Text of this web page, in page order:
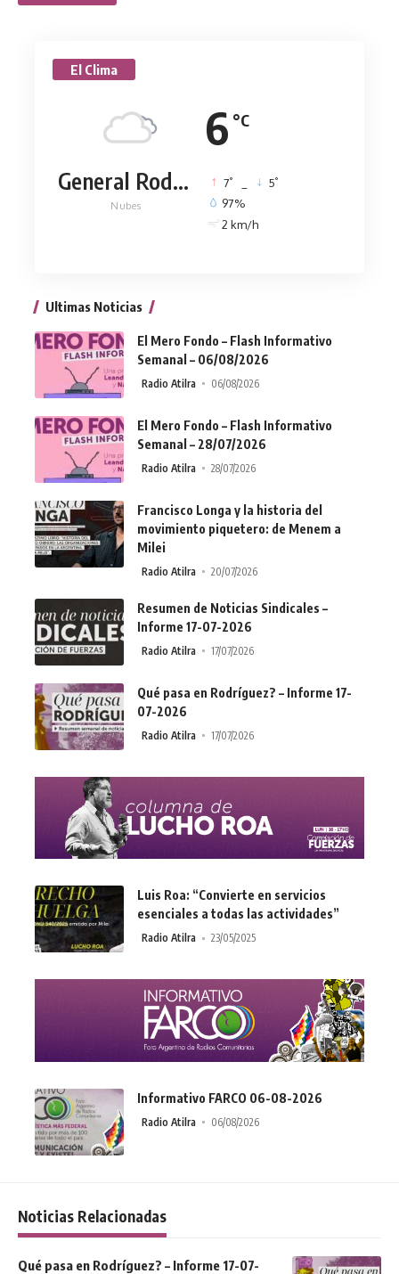
El Clima
6 °C
General Rodríguez
Nubes
7° 5°
97%
2 km/h
Ultimas Noticias
El Mero Fondo – Flash Informativo
Semanal – 06/08/2026
Radio Atilra 06/08/2026
El Mero Fondo – Flash Informativo
Semanal – 28/07/2026
Radio Atilra 28/07/2026
Francisco Longa y la historia del
movimiento piquetero: de Menem a
Milei
Radio Atilra 20/07/2026
Resumen de Noticias Sindicales –
Informe 17-07-2026
Radio Atilra 17/07/2026
Qué pasa en Rodríguez? – Informe 17-
07-2026
Radio Atilra 17/07/2026
Luis Roa: “Convierte en servicios
esenciales a todas las actividades”
Radio Atilra 23/05/2025
Informativo FARCO 06-08-2026
Radio Atilra 06/08/2026
Noticias Relacionadas
Qué pasa en Rodríguez? – Informe 17-07-